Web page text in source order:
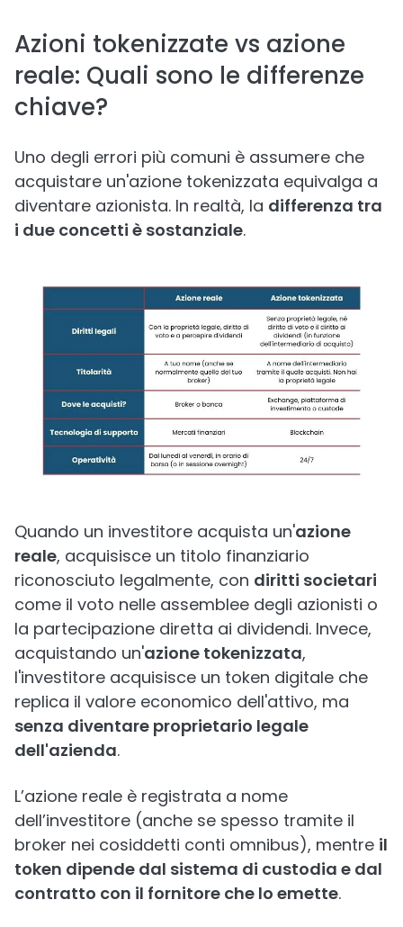
Azioni tokenizzate vs azione
reale: Quali sono le differenze
chiave?
Uno degli errori più comuni è assumere che
acquistare un'azione tokenizzata equivalga a
diventare azionista. In realtà, la differenza tra
i due concetti è sostanziale.
Quando un investitore acquista un'azione
reale, acquisisce un titolo finanziario
riconosciuto legalmente, con diritti societari
come il voto nelle assemblee degli azionisti o
la partecipazione diretta ai dividendi. Invece,
acquistando un'azione tokenizzata,
l'investitore acquisisce un token digitale che
replica il valore economico dell'attivo, ma
senza diventare proprietario legale
dell'azienda.
L’azione reale è registrata a nome
dell’investitore (anche se spesso tramite il
broker nei cosiddetti conti omnibus), mentre il
token dipende dal sistema di custodia e dal
contratto con il fornitore che lo emette.